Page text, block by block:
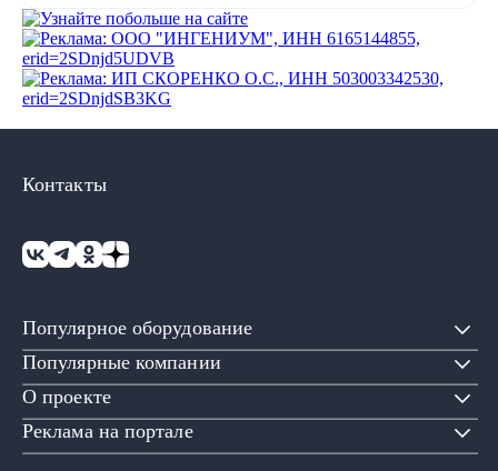
Популярное оборудование
Популярные компании
О проекте
Реклама на портале
Контакты